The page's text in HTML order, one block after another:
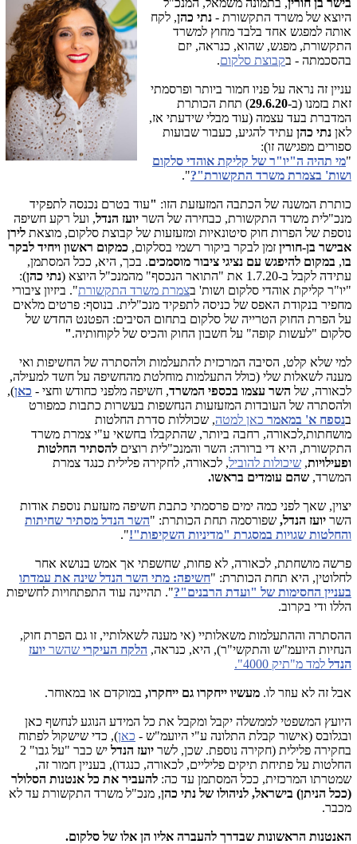
היוצא של משרד התקשורת - נתי כהן, לקח
אותה למפגש אחד בלבד מחוץ למשרד
התקשורת, מפגש, שהוא, כנראה, יזם
בהסכמתה - בקבוצת סלקום.
עניין זה נראה על פניו חמור ביותר ופרסמתי
זאת בזמנו (ב-29.6.20) תחת הכותרת
המדברת בעד עצמה (עוד מבלי שידעתי אז,
לאן נתי כהן עתיד להגיע, כעבור שבועות
ספורים מפגישה זו):
"מי תהיה ה"יו"ר של קליקת אוהדי סלקום
ושות' בצמרת משרד התקשורת"?".
כותרת המשנה של הכתבה המזעזעת הזו: "עוד בטרם נכנסה לתפקיד
מנכ"לית משרד התקשורת, כבחירה של השר יועז הנדל, ועל רקע חשיפה
נוספת של הפרות חוק סיטונאיות ומזעזעות של קבוצת סלקום, מוצאת לירן
אבישר בן-חורין זמן לבקר ביקור רשמי בסלקום, כמקום ראשון ויחיד לבקר
בו, במקום להיפגש עם נציגי ציבור מוסמכים. בכך, היא, ככל המסתמן,
עתידה לקבל ב-1.7.20 את "התואר הנכסף" מהמנכ"ל היוצא (
נתי כהן):
"יו"ר קליקת אוהדי סלקום ושות' בצמרת משרד התקשורת". ביזיון ציבורי
מחפיר בנקודת האפס של כניסה לתפקיד מנכ"לית. בנוסף: פרטים מלאים
על הפרת החוק הטרייה של סלקום בתחום הסיבים: הפטנט החדש של
סלקום "לעשות קופה" על חשבון החוק והכיס של לקוחותיה."
למי שלא קלט, הסיבה המרכזית להתעלמות ולהסתרה של החשיפות ואי
מענה לשאלות שלי (כולל התעלמות מוחלטת מהחשיפה על חשד למעילה,
לכאורה, של השר עצמו בכספי המשרד, חשיפה מלפני כחודש וחצי - כאן),
ולהסתרה של העובדות המזעזעות הנחשפות בעשרות כתבות כמפורט
בנספח א' במאמר כאן למטה, שכוללות סדרת החלטות
מושחתות,לכאורה, רחבה ביותר, שהתקבלו בחשאי ע"י צמרת משרד
התקשורת, היא די ברורה: השר והמנכ"לית רוצים להסתיר החלטות
ופעילויות, שיכולות להוביל, לכאורה, לחקירה פלילית כנגד צמרת
המשרד, שהם עומדים בראשו.
יצוין, שאך לפני כמה ימים פרסמתי כתבת חשיפה מזעזעת נוספת אודות
השר יועז הנדל, שפורסמה תחת הכותרת: "השר הנדל מסתיר שחיתות
והחלטות שגויות במסגרת "מדיניות השקיפות"!".
פרשה מושחתת, לכאורה, לא פחות, שחשפתי אך אמש בנושא אחר
לחלוטין, היא תחת הכותרת: "חשיפה: מתי השר הנדל שינה את עמדתו
בעניין החסימות של "ועדת הרבנים"?". תהיינה עוד התפתחויות לחשיפות
הללו ודי בקרוב.
ההסתרה וההתעלמות משאלותיי (אי מענה לשאלותיי, זו גם הפרת חוק,
הנחיות היועמ"ש והתקשי"ר), היא, כנראה, הלקח העיקרי שהשר יועז
הנדל למד מ"תיק 4000".
אבל זה לא עוזר לו. מעשיו ייחקרו גם ייחקרו, במוקדם או במאוחר.
היועץ המשפטי לממשלה יקבל ומקבל את כל המידע הנוגע לנחשף כאן
ובגלובס (אישור קבלת התלונה ע"י היועמ"ש - כאן), כדי שישקול לפתוח
בחקירה פלילית (חקירה נוספת. שכן, לשר יועז הנדל
יש כבר "על גבו" 2
החלטות על פתיחת תיקים פליליים, לכאורה, כנגדו), בעניין חמור זה,
שמטרתו המרכזית, ככל המסתמן עד כה: להעביר את כל אנטנות הסלולר
(ככל הניתן) בישראל, לניהולו של נתי כהן, מנכ"ל משרד התקשורת עד לא
מכבר.
האנטנות הראשונות שבדרך להעברה אליו הן אלו של סלקום.